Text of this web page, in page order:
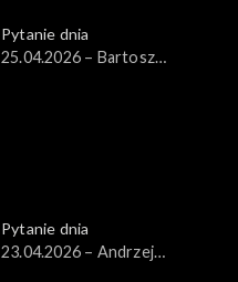
Pytanie dnia
25.04.2026 – Bartosz
Pytanie dnia
23.04.2026 – Andrzej